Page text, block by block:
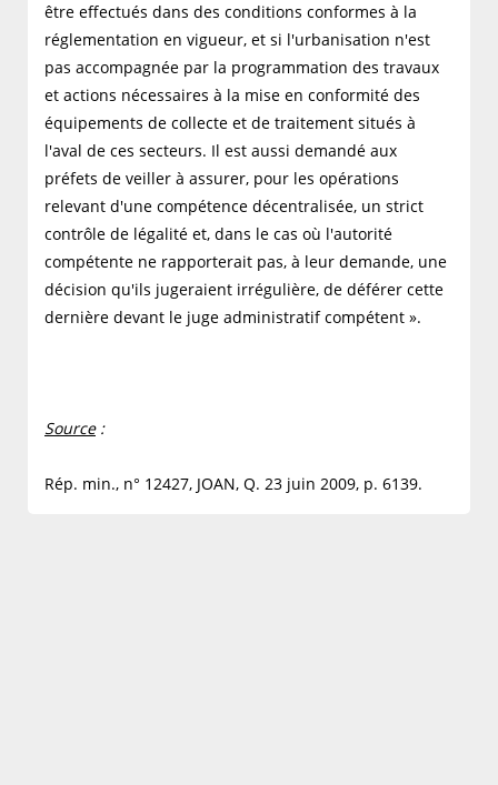
être effectués dans des conditions conformes à la
réglementation en vigueur, et si l'urbanisation n'est
pas accompagnée par la programmation des travaux
et actions nécessaires à la mise en conformité des
équipements de collecte et de traitement situés à
l'aval de ces secteurs. Il est aussi demandé aux
préfets de veiller à assurer, pour les opérations
relevant d'une compétence décentralisée, un strict
contrôle de légalité et, dans le cas où l'autorité
compétente ne rapporterait pas, à leur demande, une
décision qu'ils jugeraient irrégulière, de déférer cette
dernière devant le juge administratif compétent ».
Source:
Rép. min., n° 12427, JOAN, Q. 23 juin 2009, p. 6139.